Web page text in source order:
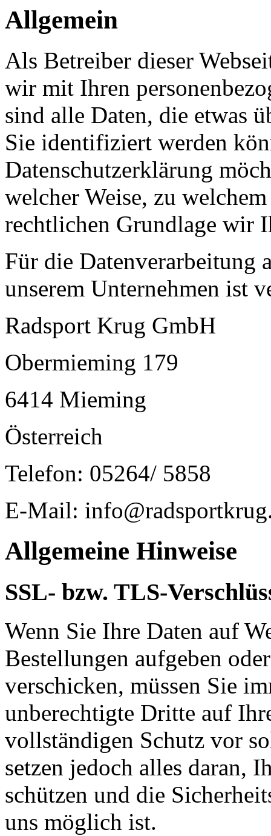
Allgemein
Als Betreiber dieser
wir mit Ihren
sind alle Daten, die etwas
Sie identifiziert werden
Datenschutzerklärung
welcher Weise, zu
rechtlichen Grundlage wir
Für die Datenverarbeitung
unserem Unternehmen ist
Radsport Krug GmbH
Obermieming 179
6414 Mieming
Österreich
Telefon: 05264/ 5858
E-Mail:
Allgemeine Hinweise
SSL- bzw. TLS-
Wenn Sie Ihre Daten auf
Bestellungen aufgeben
verschicken, müssen Sie
unberechtigte Dritte auf
vollständigen Schutz vor
setzen jedoch alles daran,
schützen und die
uns möglich ist.